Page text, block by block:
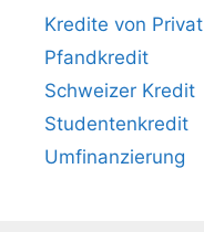
Kredite von Privat
Pfandkredit
Schweizer Kredit
Studentenkredit
Umfinanzierung